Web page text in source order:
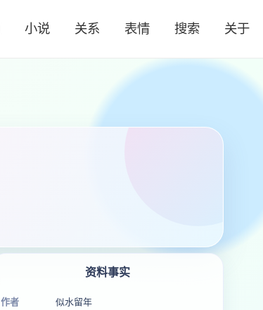
小说 关系 表情 搜索 关于
资料事实
作者 似水留年